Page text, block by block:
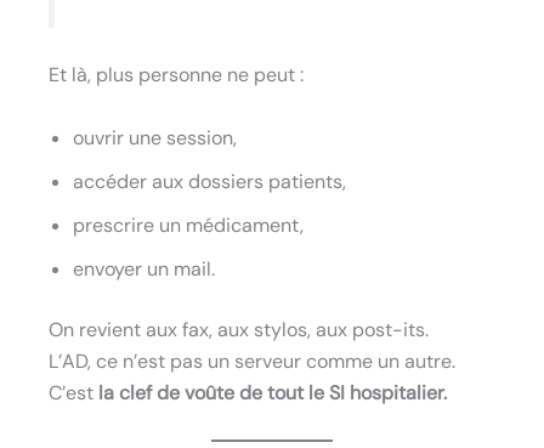
Et là, plus personne ne peut :
ouvrir une session,
accéder aux dossiers patients,
prescrire un médicament,
envoyer un mail.
On revient aux fax, aux stylos, aux post-its.
L’AD, ce n’est pas un serveur comme un autre.
C’est la clef de voûte de tout le SI hospitalier.